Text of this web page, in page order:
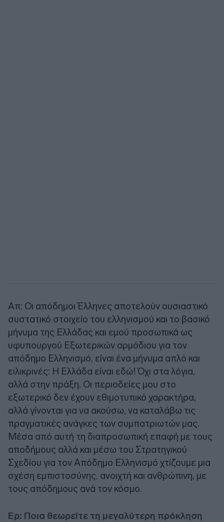
Απ: Οι απόδημοι Έλληνες αποτελούν ουσιαστικό
συστατικό στοιχείο του ελληνισμού και το βασικό
μήνυμα της Ελλάδας και εμού προσωπικά ως
υφυπουργού Εξωτερικών αρμόδιου για τον
απόδημο Ελληνισμό, είναι ένα μήνυμα απλό και
ειλικρινές: Η Ελλάδα είναι εδώ! Όχι στα λόγια,
αλλά στην πράξη. Οι περιοδείες μου στο
εξωτερικό δεν έχουν εθιμοτυπικό χαρακτήρα,
αλλά γίνονται για να ακούσω, να καταλάβω τις
πραγματικές ανάγκες των συμπατριωτών μας.
Μέσα από αυτή τη διαπροσωπική επαφή με τους
αποδήμους αλλά και μέσω του Στρατηγικού
Σχεδίου για τον Απόδημο Ελληνισμό χτίζουμε μια
σχέση εμπιστοσύνης, ανοιχτή και ανθρώπινη, με
τους απόδημους ανά τον κόσμο.
Ερ: Ποια θεωρείτε τη μεγαλύτερη πρόκληση